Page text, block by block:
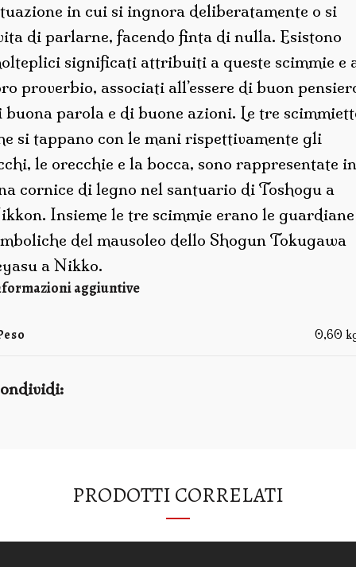
in cui si ingnora deliberatamente o si
di parlarne, facendo finta di nulla. Esistono
significati attribuiti a queste scimmie e
proverbio, associati all’essere di buon
buona parola e di buone azioni. Le tre
si tappano con le mani rispettivamente gli
le orecchie e la bocca, sono rappresentate in
cornice di legno nel santuario di Toshogu a
Insieme le tre scimmie erano le guardiane
del mausoleo dello Shogun Tokugawa
a Nikko.
aggiuntive
0,60
PRODOTTI CORRELATI